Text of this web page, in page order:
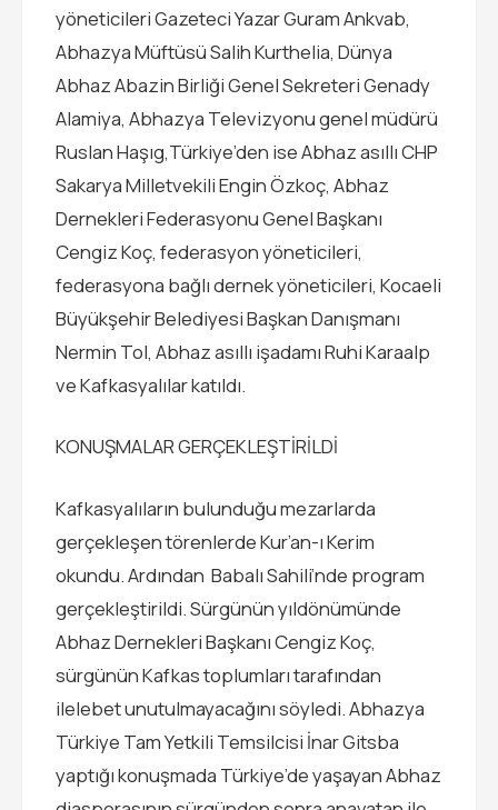
yöneticileri Gazeteci Yazar Guram Ankvab,
Abhazya Müftüsü Salih Kurthelia, Dünya
Abhaz Abazin Birliği Genel Sekreteri Genady
Alamiya, Abhazya Televizyonu genel müdürü
Ruslan Haşıg,Türkiye’den ise Abhaz asıllı CHP
Sakarya Milletvekili Engin Özkoç, Abhaz
Dernekleri Federasyonu Genel Başkanı
Cengiz Koç, federasyon yöneticileri,
federasyona bağlı dernek yöneticileri, Kocaeli
Büyükşehir Belediyesi Başkan Danışmanı
Nermin Tol, Abhaz asıllı işadamı Ruhi Karaalp
ve Kafkasyalılar katıldı.
KONUŞMALAR GERÇEKLEŞTİRİLDİ
Kafkasyalıların bulunduğu mezarlarda
gerçekleşen törenlerde Kur’an-ı Kerim
okundu. Ardından Babalı Sahili’nde program
gerçekleştirildi. Sürgünün yıldönümünde
Abhaz Dernekleri Başkanı Cengiz Koç,
sürgünün Kafkas toplumları tarafından
ilelebet unutulmayacağını söyledi. Abhazya
Türkiye Tam Yetkili Temsilcisi İnar Gitsba
yaptığı konuşmada Türkiye’de yaşayan Abhaz